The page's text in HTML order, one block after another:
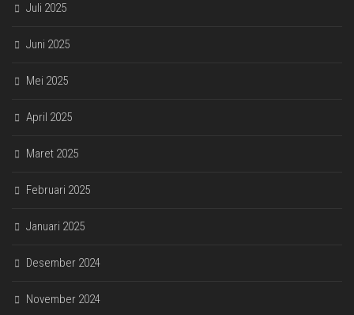
Juli 2025
Juni 2025
Mei 2025
April 2025
Maret 2025
Februari 2025
Januari 2025
Desember 2024
November 2024